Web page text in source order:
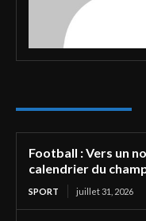
Football : Vers un
calendrier du
SPORT juillet 31, 2026